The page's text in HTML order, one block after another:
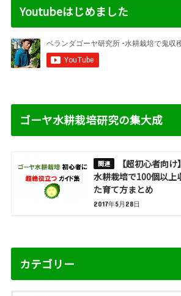
Youtubeはじめました
ゴーヤ水耕栽培研究の集大成
【超初心者向
水耕栽培で100個以上
た育て方まとめ
2017年5月28日
カテゴリー